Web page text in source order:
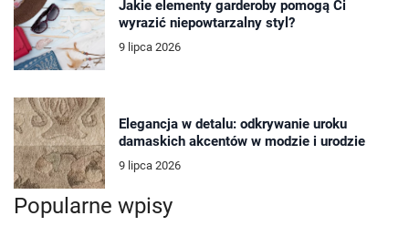
Jakie elementy garderoby pomogą Ci
wyrazić niepowtarzalny styl?
9 lipca 2026
Elegancja w detalu: odkrywanie uroku
damaskich akcentów w modzie i urodzie
9 lipca 2026
Popularne wpisy